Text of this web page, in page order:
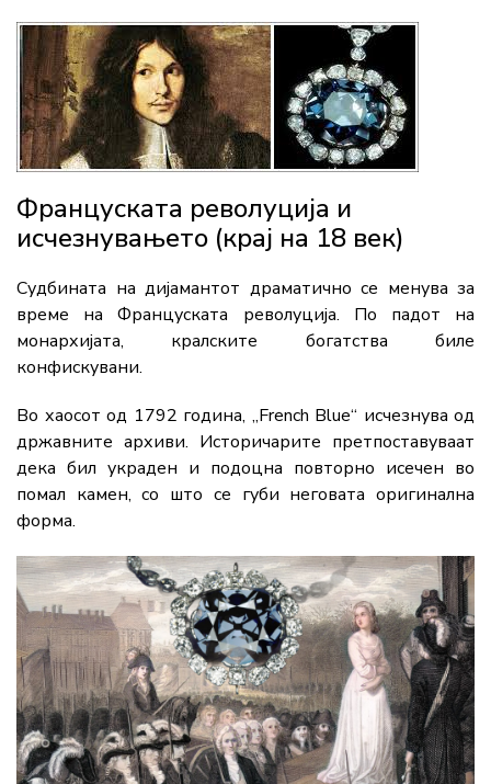
Француската револуција и
исчезнувањето (крај на 18 век)
Судбината на дијамантот драматично се менува за
време на Француската револуција. По падот на
монархијата, кралските богатства биле
конфискувани.
Во хаосот од 1792 година, „French Blue“ исчезнува од
државните архиви. Историчарите претпоставуваат
дека бил украден и подоцна повторно исечен во
помал камен, со што се губи неговата оригинална
форма.